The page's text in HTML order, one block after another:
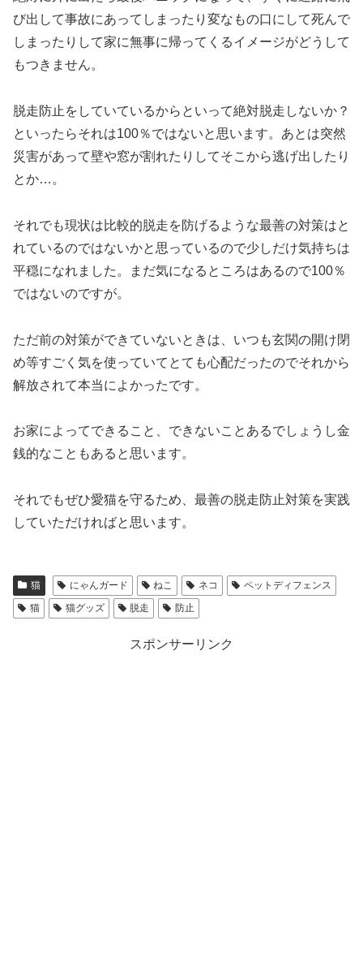
び出して事故にあってしまったり変なもの口にして死んで
しまったりして家に無事に帰ってくるイメージがどうして
もつきません。
脱走防止をしていているからといって絶対脱走しないか？
といったらそれは100％ではないと思います。あとは突然
災害があって壁や窓が割れたりしてそこから逃げ出したり
とか…。
それでも現状は比較的脱走を防げるような最善の対策はと
れているのではないかと思っているので少しだけ気持ちは
平穏になれました。まだ気になるところはあるので100％
ではないのですが。
ただ前の対策ができていないときは、いつも玄関の開け閉
め等すごく気を使っていてとても心配だったのでそれから
解放されて本当によかったです。
お家によってできること、できないことあるでしょうし金
銭的なこともあると思います。
それでもぜひ愛猫を守るため、最善の脱走防止対策を実践
していただければと思います。
猫 にゃんガード ねこ ネコ
ペットディフェンス
猫
猫グッズ 脱走 防止
スポンサーリンク